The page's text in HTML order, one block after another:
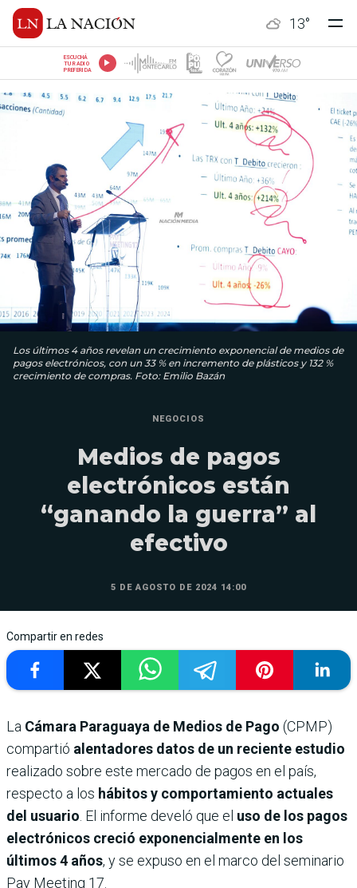
13°
ESCUCHÁ
TU RADIO
PREFERIDA
Los últimos 4 años revelan un crecimiento exponencial de medios de
pagos electrónicos, con un 33 % en incremento de plásticos y 132 %
crecimiento de compras. Foto: Emilio Bazán
NEGOCIOS
Medios de pagos
electrónicos están
“ganando la guerra” al
efectivo
5 DE AGOSTO DE 2024 14:00
Compartir en redes
La Cámara Paraguaya de Medios de Pago (CPMP)
compartió alentadores datos de un reciente estudio
realizado sobre este mercado de pagos en el país,
respecto a los hábitos y comportamiento actuales
del usuario . El informe develó que el uso de los pagos
electrónicos creció exponencialmente en los
últimos 4 años, y se expuso en el marco del seminario
Pay Meeting 17.